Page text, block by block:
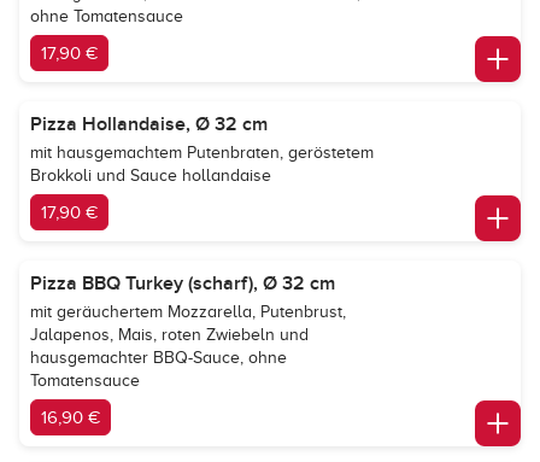
ohne Tomatensauce
17,90 €
Pizza Hollandaise, Ø 32 cm
mit hausgemachtem Putenbraten, geröstetem
Brokkoli und Sauce hollandaise
17,90 €
Pizza BBQ Turkey (scharf), Ø 32 cm
mit geräuchertem Mozzarella, Putenbrust,
Jalapenos, Mais, roten Zwiebeln und
hausgemachter BBQ-Sauce, ohne
Tomatensauce
16,90 €